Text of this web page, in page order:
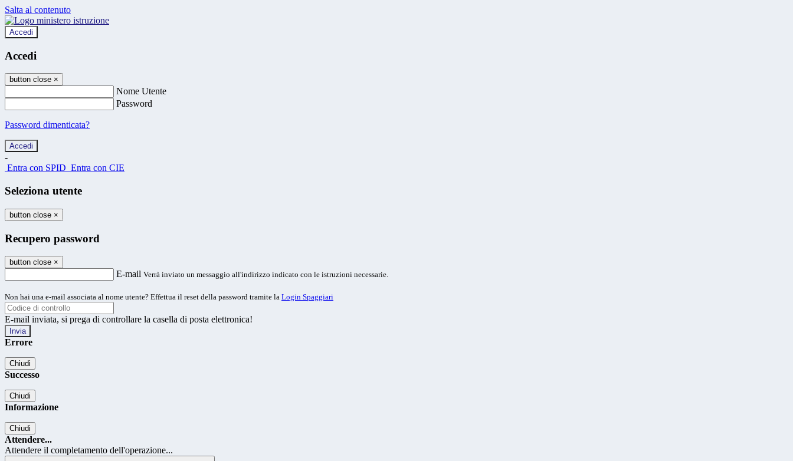
Salta al contenuto
Accedi
Accedi
button close ×
Nome Utente
Password
Password dimenticata?
-
Entra con SPID Entra con CIE
Seleziona utente
button close ×
Recupero password
button close ×
E-mail Verrà inviato un messaggio all'indirizzo indicato con le istruzioni necessarie.
Non hai una e-mail associata al nome utente? Effettua il reset della password tramite la Login Spaggiari
E-mail inviata, si prega di controllare la casella di posta elettronica!
Errore
Chiudi
Successo
Chiudi
Informazione
Chiudi
Attendere...
Attendere il completamento dell'operazione...